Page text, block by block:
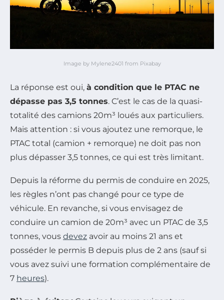
Image by Mylene2401 from Pixabay
La réponse est oui, à condition que le PTAC ne
dépasse pas 3,5 tonnes. C’est le cas de la quasi-
totalité des camions 20m³ loués aux particuliers.
Mais attention : si vous ajoutez une remorque, le
PTAC total (camion + remorque) ne doit pas non
plus dépasser 3,5 tonnes, ce qui est très limitant.
Depuis la réforme du permis de conduire en 2025,
les règles n’ont pas changé pour ce type de
véhicule. En revanche, si vous envisagez de
conduire un camion de 20m³ avec un PTAC de 3,5
tonnes, vous devez avoir au moins 21 ans et
posséder le permis B depuis plus de 2 ans (sauf si
vous avez suivi une formation complémentaire de
7 heures).